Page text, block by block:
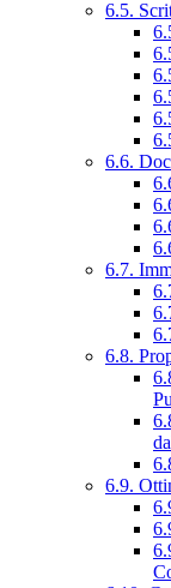
6.5.
6.6.
6.7.
6.8.
6.9.